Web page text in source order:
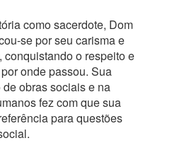
como sacerdote, Dom
se por seu carisma e
o respeito e
onde passou. Sua
obras sociais e na
fez com que sua
para questões